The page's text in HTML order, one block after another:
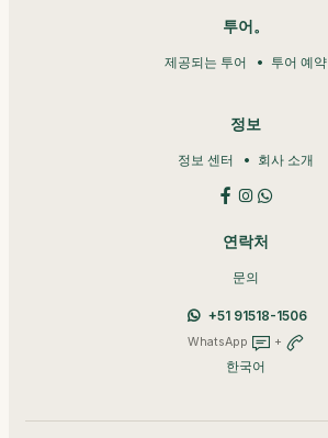
투어。
제공되는 투어 투어 예약
정보
정보 센터 회사 소개
연락처
문의
+51 91518-1506
WhatsApp +
한국어